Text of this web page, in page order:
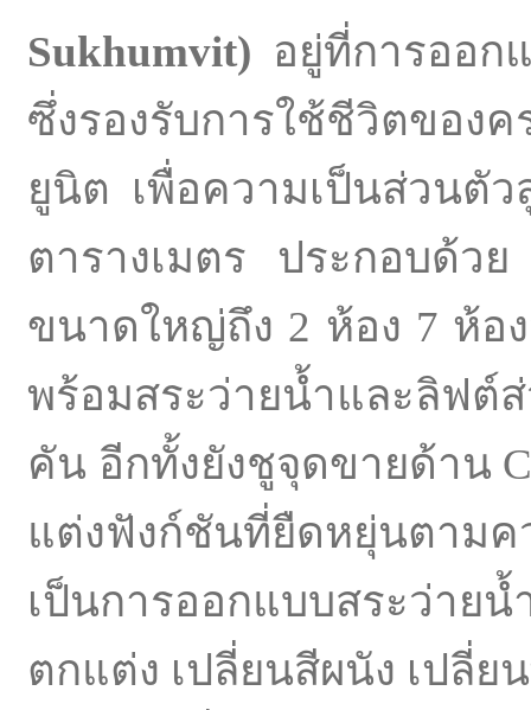
Sukhumvit) อยู่ที่การออ
ซึ่งรองรับการใช้ชีวิตของ
ยูนิต เพื่อความเป็นส่วนตั
ตารางเมตร ประกอบด้ว
ขนาดใหญ่ถึง 2 ห้อง 7 ห้อ
พร้อมสระว่ายน้ำและลิฟต์
คัน อีกทั้งยังชูจุดขายด้าน
แต่งฟังก์ชันที่ยืดหยุ่นตามค
เป็นการออกแบบสระว่า
ตกแต่ง เปลี่ยนสีผนัง เปลี่